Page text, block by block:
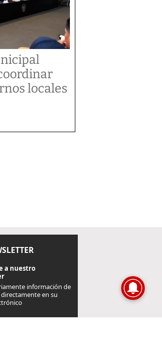
locales
a nuestro
información de
en su